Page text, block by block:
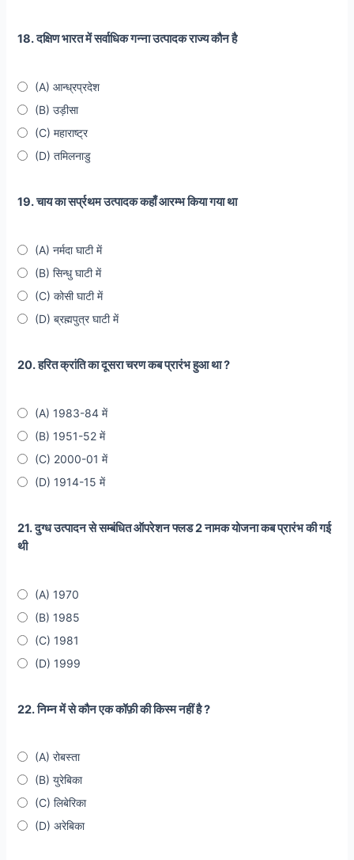
18. दक्षिण भारत में सर्वाधिक गन्ना उत्पादक राज्य कौन है
(A) आन्ध्रप्रदेश
(B) उड़ीसा
(C) महाराष्ट्र
(D) तमिलनाडु
19. चाय का सर्प्रथम उत्पादक कहाँ आरम्भ किया गया था
(A) नर्मदा घाटी में
(B) सिन्धु घाटी में
(C) कोसी घाटी में
(D) ब्रह्मपुत्र घाटी में
20. हरित क्रांति का दूसरा चरण कब प्रारंभ हुआ था ?
(A) 1983-84 में
(B) 1951-52 में
(C) 2000-01 में
(D) 1914-15 में
21. दुग्ध उत्पादन से सम्बंधित ऑपरेशन फ्लड 2 नामक योजना कब प्रारंभ की गई
थी
(A) 1970
(B) 1985
(C) 1981
(D) 1999
22. निम्न में से कौन एक कॉफ़ी की किस्म नहीं है ?
(A) रोबस्ता
(B) युरेबिका
(C) लिबेरिका
(D) अरेबिका